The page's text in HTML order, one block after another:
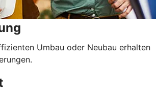
Umbau oder Neubau erhalten